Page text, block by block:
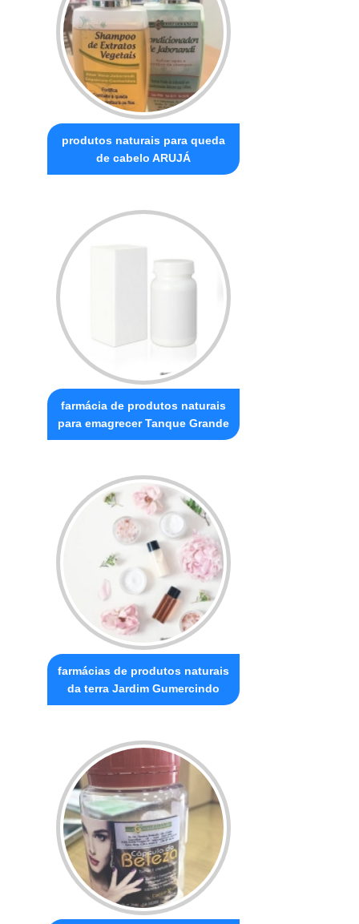
produtos naturais para queda
de cabelo ARUJÁ
farmácia de produtos naturais
para emagrecer Tanque Grande
farmácias de produtos naturais
da terra Jardim Gumercindo